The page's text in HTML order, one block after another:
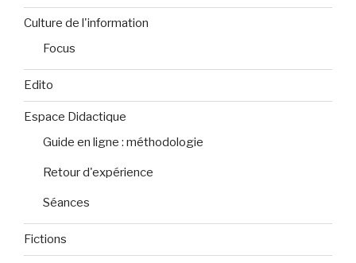
Culture de l'information
Focus
Edito
Espace Didactique
Guide en ligne : méthodologie
Retour d'expérience
Séances
Fictions